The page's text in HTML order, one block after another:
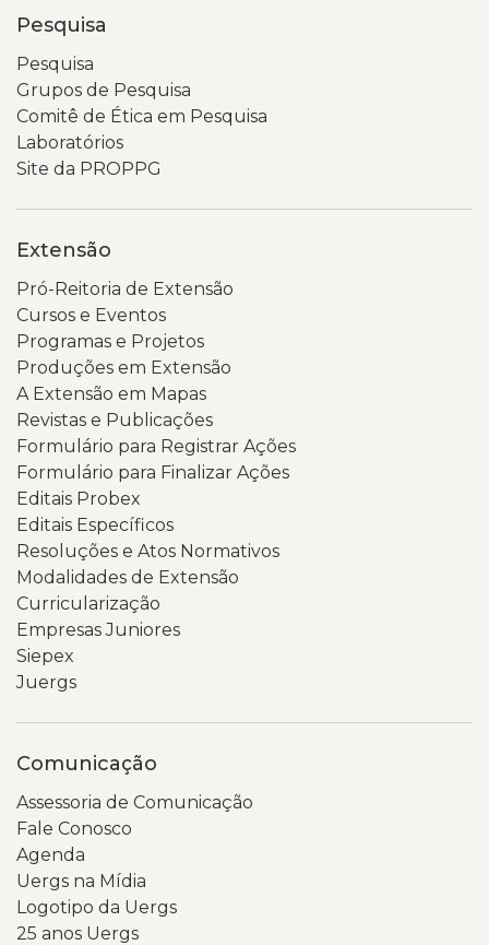
Pesquisa
Pesquisa
Grupos de Pesquisa
Comitê de Ética em Pesquisa
Laboratórios
Site da PROPPG
Extensão
Pró-Reitoria de Extensão
Cursos e Eventos
Programas e Projetos
Produções em Extensão
A Extensão em Mapas
Revistas e Publicações
Formulário para Registrar Ações
Formulário para Finalizar Ações
Editais Probex
Editais Específicos
Resoluções e Atos Normativos
Modalidades de Extensão
Curricularização
Empresas Juniores
Siepex
Juergs
Comunicação
Assessoria de Comunicação
Fale Conosco
Agenda
Uergs na Mídia
Logotipo da Uergs
25 anos Uergs